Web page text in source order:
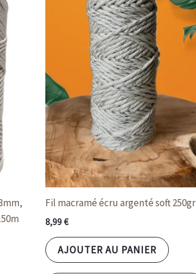
Fil macramé écru argenté soft 250gr
8,99€
AJOUTER AU PANIER